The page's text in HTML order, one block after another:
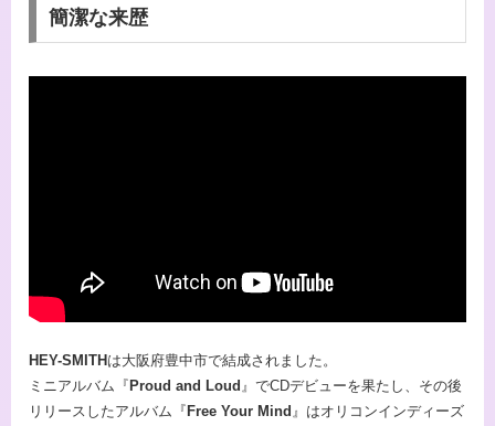
簡潔な来歴
HEY-SMITH は大阪府豊中市で結成されました。
ミニアルバム『 Proud and Loud 』でCDデビューを果たし、その後
リリースしたアルバム『 Free Your Mind 』はオリコンインディーズ